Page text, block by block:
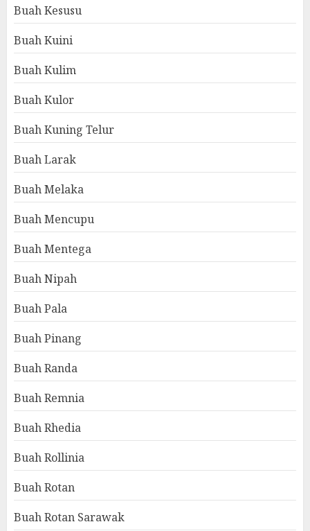
Buah Kesusu
Buah Kuini
Buah Kulim
Buah Kulor
Buah Kuning Telur
Buah Larak
Buah Melaka
Buah Mencupu
Buah Mentega
Buah Nipah
Buah Pala
Buah Pinang
Buah Randa
Buah Remnia
Buah Rhedia
Buah Rollinia
Buah Rotan
Buah Rotan Sarawak